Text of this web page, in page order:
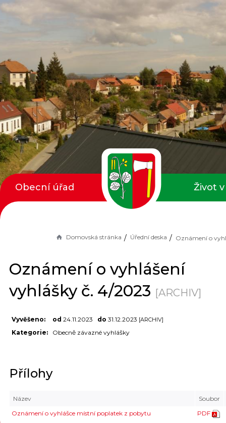
Domovská stránka Úřední deska
Oznámení o vyhlášení
vyhlášky č. 4/2023 [ARCHIV]
Vyvěšeno: od 24.11.2023 do 31.12.2023 [ARCHIV]
Kategorie: Obecně závazné vyhlášky
Přílohy
Název
Soubor
Oznámení o vyhlášce místní poplatek z pobytu
PDF
Obecní úřad Život